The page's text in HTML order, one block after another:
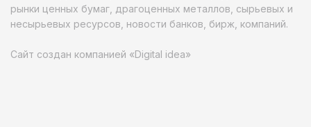
рынки ценных бумаг, драгоценных металлов, сырьевых и
несырьевых ресурсов, новости банков, бирж, компаний.
Сайт создан компанией «Digital idea»